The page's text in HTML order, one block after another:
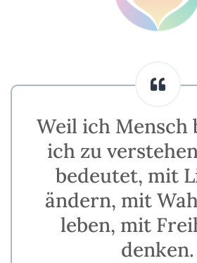
Weil ich Mensch
ich zu
bedeutet, mit
ändern, mit
leben, mit
denken.